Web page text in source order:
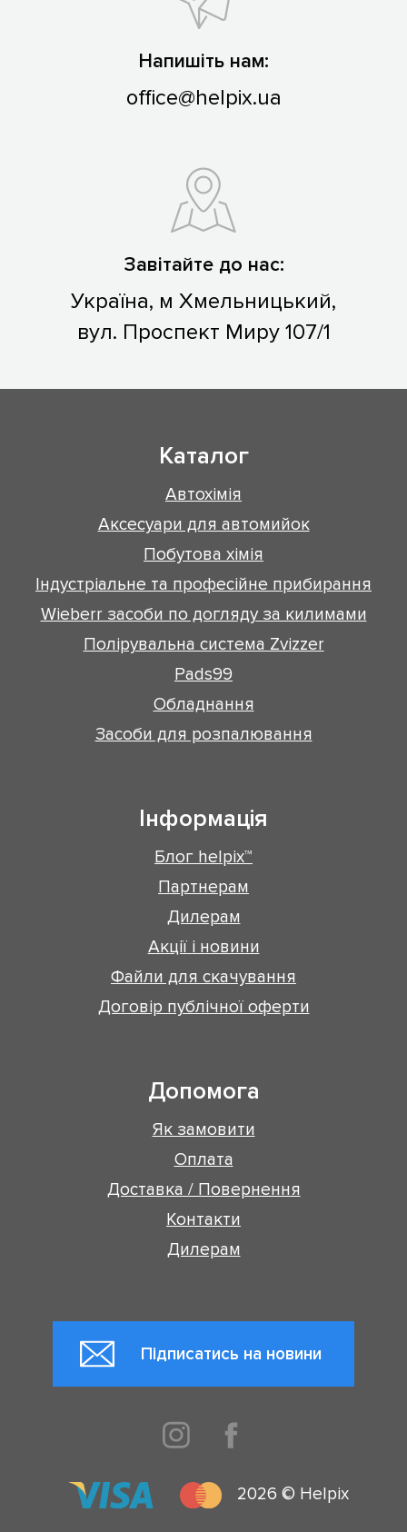
Напишіть нам:
office@helpix.ua
Завітайте до нас:
Україна, м Хмельницький,
вул. Проспект Миру 107/1
Каталог
Автохімія
Аксесуари для автомийок
Побутова хімія
Індустріальне та професійне прибирання
Wieberr засоби по догляду за килимами
Полірувальна система Zvizzer
Pads99
Обладнання
Засоби для розпалювання
Інформація
Блог helpix™
Партнерам
Дилерам
Акції і новини
Файли для скачування
Договір публічної оферти
Допомога
Як замовити
Оплата
Доставка / Повернення
Контакти
Дилерам
Підписатись на новини
2026 © Helpix